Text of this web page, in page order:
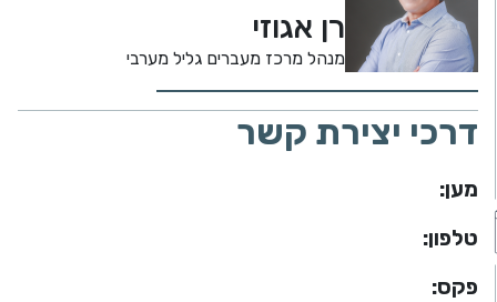
רן אגוזי
מנהל מרכז מעברים גליל מערבי
דרכי יצירת קשר
מען:
טלפון:
פקס: